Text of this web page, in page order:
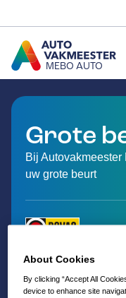
MEBO AUTO
GA NAAR DE
Grote
Bij
uw grote beurt
About Cookies
By clicking “Accept All
device to enhance site